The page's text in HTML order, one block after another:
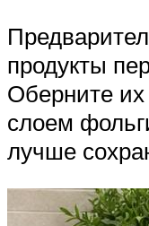
продукты
Оберните
слоем
лучше